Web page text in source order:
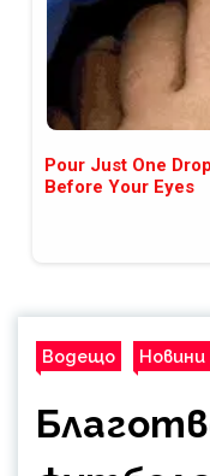
Pour Just One
Before Your Eyes
Водещо Новини